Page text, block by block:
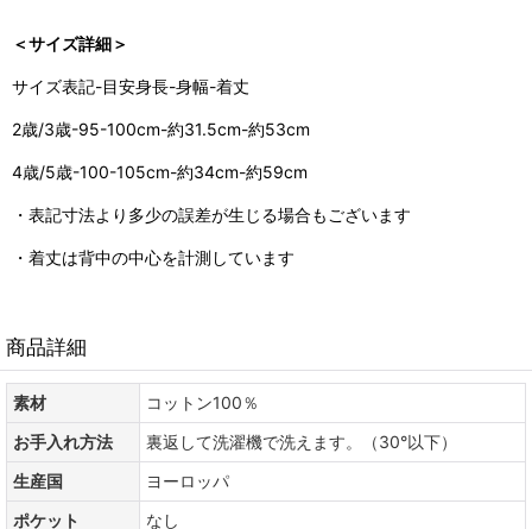
＜サイズ詳細＞
サイズ表記-目安身長-身幅-着丈
2歳/3歳-95-100cm-約31.5cm-約53cm
4歳/5歳-100-105cm-約34cm-約59cm
・表記寸法より多少の誤差が生じる場合もございます
・着丈は背中の中心を計測しています
商品詳細
素材
コットン100％
お手入れ方法
裏返して洗濯機で洗えます。（30°以下）
生産国
ヨーロッパ
ポケット
なし